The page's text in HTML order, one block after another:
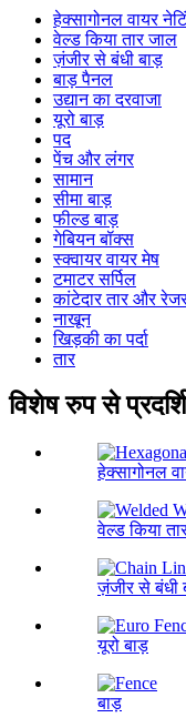
हेक्सागोनल वायर
वेल्ड किया तार जाल
ज़ंजीर से बंधी बाड़
बाड़ पैनल
उद्यान का दरवाजा
यूरो बाड़
पद
पेंच और लंगर
सामान
सीमा बाड़
फील्ड बाड़
गेबियन बॉक्स
स्क्वायर वायर मेष
टमाटर सर्पिल
कांटेदार तार और
नाखून
खिड़की का पर्दा
तार
विशेष रुप से
हेक्सागोनल
वेल्ड किया
ज़ंजीर से बंधी
यूरो बाड़
बाड़